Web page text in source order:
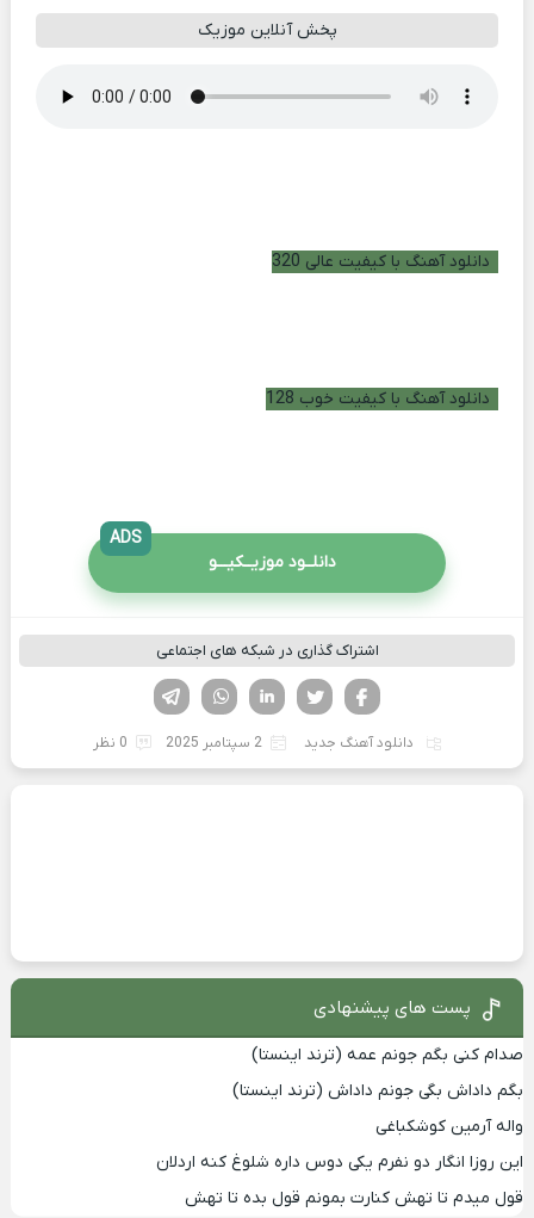
پخش آنلاین موزیک
دانلود آهنگ با کیفیت عالی 320
دانلود آهنگ با کیفیت خوب 128
دانلــود موزیــکیـــو
ADS
اشتراک گذاری در شبکه های اجتماعی
لینکدین تویتر
فیسوک
دانلود آهنگ جدید 2 سپتامبر 2025 0 نظر
پست های پیشنهادی
صدام کنی بگم جونم عمه (ترند اینستا)
بگم داداش بگی جونم داداش (ترند اینستا)
واله آرمین کوشکباغی
این روزا انگار دو نفرم یکی دوس داره شلوغ کنه اردلان
قول میدم تا تهش کنارت بمونم قول بده تا تهش